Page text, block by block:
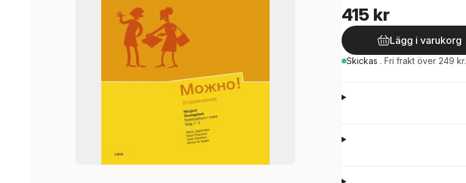
415 kr
Lägg i varukorg
Skickas . Fri frakt över 249 kr.